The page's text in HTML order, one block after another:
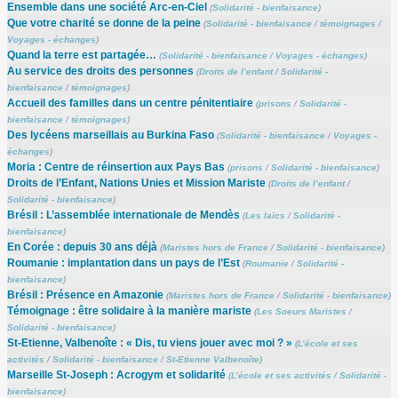
Ensemble dans une société Arc-en-Ciel (Solidarité - bienfaisance)
Que votre charité se donne de la peine (Solidarité - bienfaisance/témoignages /
Voyages - échanges)
Quand la terre est partagée… (Solidarité - bienfaisance/ Voyages - échanges)
Au service des droits des personnes (Droits de l’enfant/Solidarité -
bienfaisance/témoignages)
Accueil des familles dans un centre pénitentiaire (prisons /Solidarité -
bienfaisance/témoignages)
Des lycéens marseillais au Burkina Faso (Solidarité - bienfaisance/ Voyages -
échanges)
Moria : Centre de réinsertion aux Pays Bas (prisons /Solidarité - bienfaisance)
Droits de l’Enfant, Nations Unies et Mission Mariste (Droits de l’enfant/
Solidarité - bienfaisance)
Brésil : L’assemblée internationale de Mendès (Les laïcs /Solidarité -
bienfaisance)
En Corée : depuis 30 ans déjà (Maristes hors de France/Solidarité - bienfaisance)
Roumanie : implantation dans un pays de l’Est (Roumanie/Solidarité -
bienfaisance)
Brésil : Présence en Amazonie (Maristes hors de France/Solidarité - bienfaisance)
Témoignage : être solidaire à la manière mariste (Les Soeurs Maristes /
Solidarité - bienfaisance)
St-Etienne, Valbenoîte : « Dis, tu viens jouer avec moi ? » (L’école et ses
activités /Solidarité - bienfaisance/St-Etienne Valbenoîte)
Marseille St-Joseph : Acrogym et solidarité (L’école et ses activités /Solidarité -
bienfaisance)